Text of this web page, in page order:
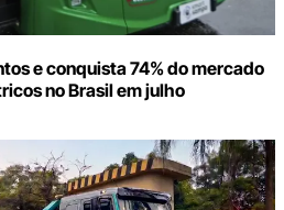
e conquista 74% do mercado
no Brasil em julho